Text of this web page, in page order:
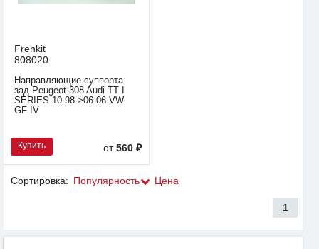
Frenkit
808020
Направляющие суппорта
зад Peugeot 308 Audi TT I
SERIES 10-98->06-06.VW
GF IV
Купить от560 ₽
Сортировка: Популярность Цена
1